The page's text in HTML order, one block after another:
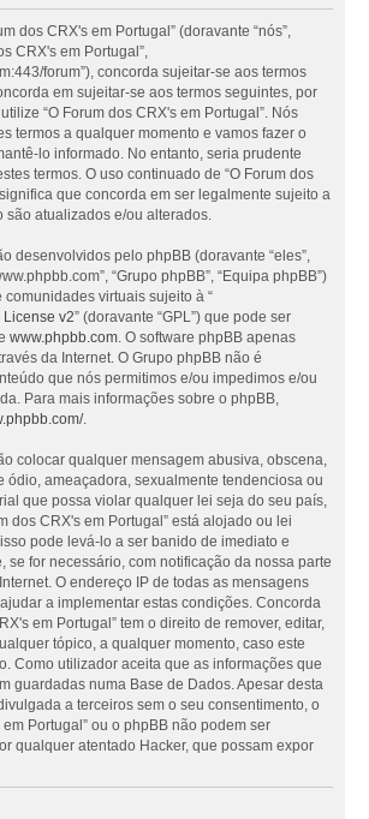
dos CRX's em Portugal” (doravante “nós”,
CRX's em Portugal”,
forum”), concorda sujeitar-se aos termos
em sujeitar-se aos termos seguintes, por
“O Forum dos CRX's em Portugal”. Nós
termos a qualquer momento e vamos fazer o
lo informado. No entanto, seria prudente
termos. O uso continuado de “O Forum dos
que concorda em ser legalmente sujeito a
são atualizados e/ou alterados.
desenvolvidos pelo phpBB (doravante “eles”,
“Grupo phpBB”, “Equipa phpBB”)
comunidades virtuais sujeito à “
v2” (doravante “GPL”) que pode ser
www.phpbb.com. O software phpBB apenas
da Internet. O Grupo phpBB não é
que nós permitimos e/ou impedimos e/ou
Para mais informações sobre o phpBB,
.
colocar qualquer mensagem abusiva, obscena,
ódio, ameaçadora, sexualmente tendenciosa ou
que possa violar qualquer lei seja do seu país,
dos CRX's em Portugal” está alojado ou lei
pode levá-lo a ser banido de imediato e
se for necessário, com notificação da nossa parte
O endereço IP de todas as mensagens
a implementar estas condições. Concorda
em Portugal” tem o direito de remover, editar,
tópico, a qualquer momento, caso este
Como utilizador aceita que as informações que
guardadas numa Base de Dados. Apesar desta
a terceiros sem o seu consentimento, o
em Portugal” ou o phpBB não podem ser
qualquer atentado Hacker, que possam expor